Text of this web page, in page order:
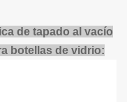
de tapado al vacío
botellas de vidrio: